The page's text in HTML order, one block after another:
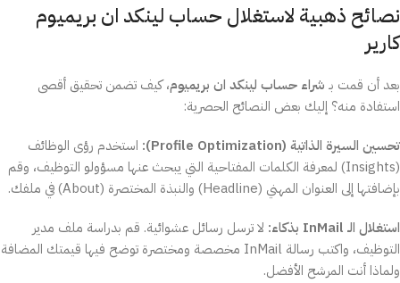
نصائح ذهبية لاستغلال حساب لينكد ان بريميوم
كارير
بعد أن قمت بـ شراء حساب لينكد ان بريميوم، كيف تضمن تحقيق أقصى
استفادة منه؟ إليك بعض النصائح الحصرية:
تحسين السيرة الذاتية (Profile Optimization):
استخدم رؤى الوظائف
(Insights) لمعرفة الكلمات المفتاحية التي يبحث عنها مسؤولو التوظيف، وقم
بإضافتها إلى العنوان المهني (Headline) والنبذة المختصرة (About) في ملفك.
استغلال الـ InMail بذكاء:
لا ترسل رسائل عشوائية. قم بدراسة ملف مدير
التوظيف، واكتب رسالة InMail مخصصة ومختصرة توضح فيها قيمتك المضافة
ولماذا أنت المرشح الأفضل.